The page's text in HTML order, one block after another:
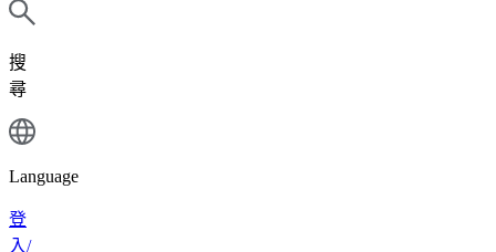
搜
尋
Language
登
入/